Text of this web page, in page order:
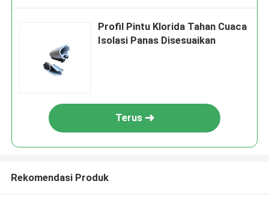
Profil Pintu Klorida Tahan Cuaca
Isolasi Panas Disesuaikan
Terus
Rekomendasi Produk